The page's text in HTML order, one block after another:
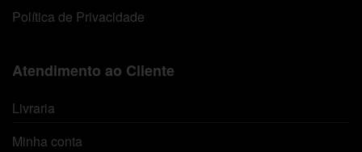
Política de Privacidade
Atendimento ao Cliente
Livraria
Minha conta